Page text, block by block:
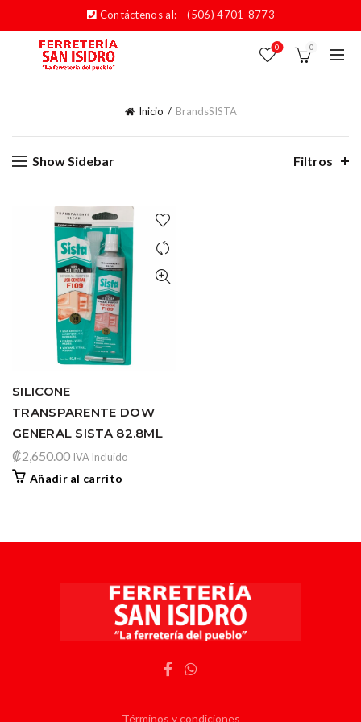
Contáctenos al: (506) 4701-8773
0 0
Inicio BrandsSISTA
Show Sidebar Filtros
SILICONE
TRANSPARENTE DOW
GENERAL SISTA 82.8ML
₡2,650.00 IVA Incluido
Añadir al carrito
Términos y condiciones